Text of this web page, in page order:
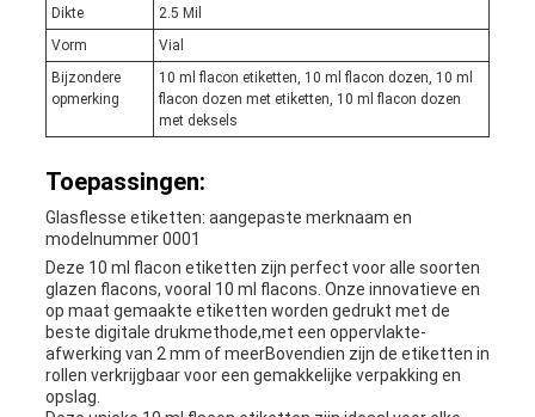
Dikte
2.5 Mil
Vorm
Vial
Bijzondere
opmerking
10 ml flacon etiketten, 10 ml flacon dozen, 10 ml
flacon dozen met etiketten, 10 ml flacon dozen
met deksels
Toepassingen:
Glasflesse etiketten: aangepaste merknaam en
modelnummer 0001
Deze 10 ml flacon etiketten zijn perfect voor alle soorten
glazen flacons, vooral 10 ml flacons. Onze innovatieve en
op maat gemaakte etiketten worden gedrukt met de
beste digitale drukmethode,met een oppervlakte-
afwerking van 2 mm of meerBovendien zijn de etiketten in
rollen verkrijgbaar voor een gemakkelijke verpakking en
opslag.